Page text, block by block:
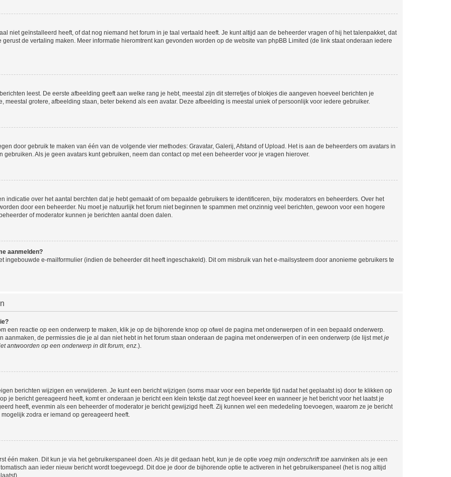
niet geïnstalleerd heeft, of dat nog niemand het forum in je taal vertaald heeft. Je kunt altijd aan de beheerder vragen of hij het talenpakket, dat
de vertaling maken. Meer informatie hieromtrent kan gevonden worden op de website van phpBB Limited (de link staat onderaan iedere
leest. De eerste afbeelding geeft aan welke rang je hebt, meestal zijn dit sterretjes of blokjes die aangeven hoeveel berichten je
meestal grotere, afbeelding staan, beter bekend als een avatar. Deze afbeelding is meestal uniek of persoonlijk voor iedere gebruiker.
door gebruik te maken van één van de volgende vier methodes: Gravatar, Galerij, Afstand of Upload. Het is aan de beheerders om avatars in
Als je geen avatars kunt gebruiken, neem dan contact op met een beheerder voor je vragen hierover.
over het aantal berchten dat je hebt gemaakt of om bepaalde gebruikers te identificeren, bijv. moderators en beheerders. Over het
door een beheerder. Nu moet je natuurlijk het forum niet beginnen te spammen met onzinnig veel berichten, gewoon voor een hogere
of moderator kunnen je berichten aantal doen dalen.
aanmelden?
e-mailformulier (indien de beheerder dit heeft ingeschakeld). Dit om misbruik van het e-mailsysteem door anonieme gebruikers te
een reactie op een onderwerp te maken, klik je op de bijhorende knop op ofwel de pagina met onderwerpen of in een bepaald onderwerp.
de permissies die je al dan niet hebt in het forum staan onderaan de pagina met onderwerpen of in een onderwerp (de lijst met je
antwoorden op een onderwerp in dit forum, enz. ).
berichten wijzigen en verwijderen. Je kunt een bericht wijzigen (soms maar voor een beperkte tijd nadat het geplaatst is) door te klikken op
je bericht gereageerd heeft, komt er onderaan je bericht een klein tekstje dat zegt hoeveel keer en wanneer je het bericht voor het laatst je
heeft, evenmin als een beheerder of moderator je bericht gewijzigd heeft. Zij kunnen wel een mededeling toevoegen, waarom ze je bericht
zodra er iemand op gereageerd heeft.
één maken. Dit kun je via het gebruikerspaneel doen. Als je dit gedaan hebt, kun je de optie voeg mijn onderschrift toe aanvinken als je een
aan ieder nieuw bericht wordt toegevoegd. Dit doe je door de bijhorende optie te activeren in het gebruikerspaneel (het is nog altijd